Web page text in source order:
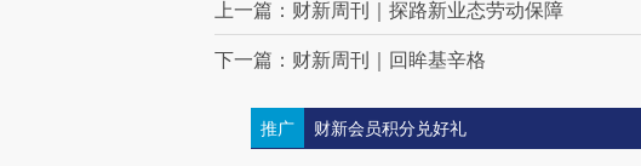
上一篇：财新周刊｜探路新业态劳动保障
下一篇：财新周刊｜回眸基辛格
推广 财新会员积分兑好礼